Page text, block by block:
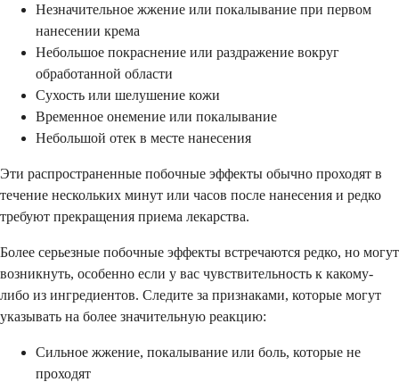
Незначительное жжение или покалывание при первом
нанесении крема
Небольшое покраснение или раздражение вокруг
обработанной области
Сухость или шелушение кожи
Временное онемение или покалывание
Небольшой отек в месте нанесения
Эти распространенные побочные эффекты обычно проходят в
течение нескольких минут или часов после нанесения и редко
требуют прекращения приема лекарства.
Более серьезные побочные эффекты встречаются редко, но могут
возникнуть, особенно если у вас чувствительность к какому-
либо из ингредиентов. Следите за признаками, которые могут
указывать на более значительную реакцию:
Сильное жжение, покалывание или боль, которые не
проходят